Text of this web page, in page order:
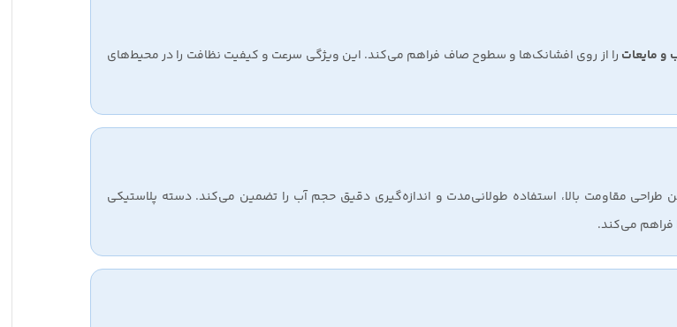
و مایعات را از روی افشانک‌ها و سطوح صاف فراهم می‌کند. این ویژگی سرعت و کیفیت نظافت را در محیط‌های
طراحی مقاومت بالا، استفاده طولانی‌مدت و اندازه‌گیری دقیق حجم آب را تضمین می‌کند. دسته پلاستیکی
فراهم می‌کند.